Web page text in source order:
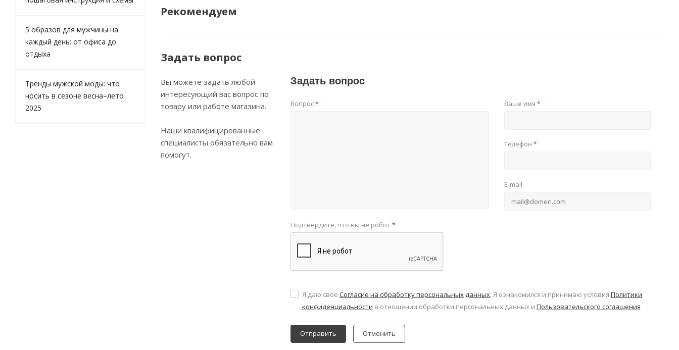
Рекомендуем
Задать вопрос
Вы можете задать любой
интересующий вас вопрос по
товару или работе магазина.
Наши квалифицированные
специалисты обязательно вам
помогут.
Задать вопрос
Вопрос* Ваше имя *
Телефон *
E-mail
Подтвердите, что вы не робот*
Я даю свое Согласие на обработку персональных данных. Я ознакомился и принимаю условия Политики
конфиденциальности в отношении обработки персональных данных и Пользовательского соглашения
Отменить
5 образов для мужчины на
каждый день: от офиса до
отдыха
Тренды мужской моды: что
носить в сезоне весна–лето
2025